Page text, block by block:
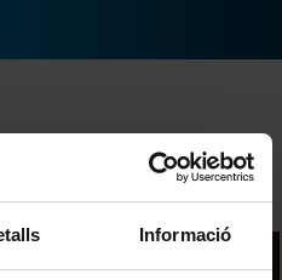
Informació